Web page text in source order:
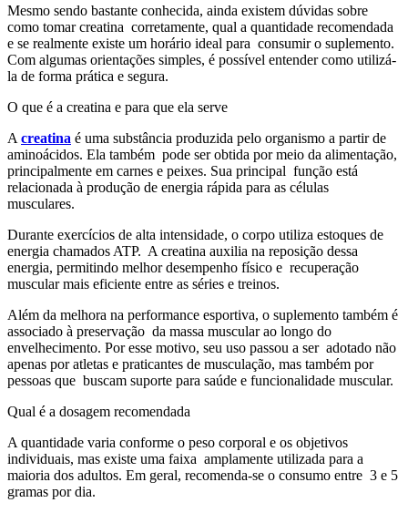
Mesmo sendo bastante conhecida, ainda existem dúvidas sobre
como tomar creatina corretamente, qual a quantidade recomendada
e se realmente existe um horário ideal para consumir o suplemento.
Com algumas orientações simples, é possível entender como utilizá-
la de forma prática e segura.
O que é a creatina e para que ela serve
A creatina é uma substância produzida pelo organismo a partir de
aminoácidos. Ela também pode ser obtida por meio da alimentação,
principalmente em carnes e peixes. Sua principal função está
relacionada à produção de energia rápida para as células
musculares.
Durante exercícios de alta intensidade, o corpo utiliza estoques de
energia chamados ATP. A creatina auxilia na reposição dessa
energia, permitindo melhor desempenho físico e recuperação
muscular mais eficiente entre as séries e treinos.
Além da melhora na performance esportiva, o suplemento também é
associado à preservação da massa muscular ao longo do
envelhecimento. Por esse motivo, seu uso passou a ser adotado não
apenas por atletas e praticantes de musculação, mas também por
pessoas que buscam suporte para saúde e funcionalidade muscular.
Qual é a dosagem recomendada
A quantidade varia conforme o peso corporal e os objetivos
individuais, mas existe uma faixa amplamente utilizada para a
maioria dos adultos. Em geral, recomenda-se o consumo entre 3 e 5
gramas por dia.